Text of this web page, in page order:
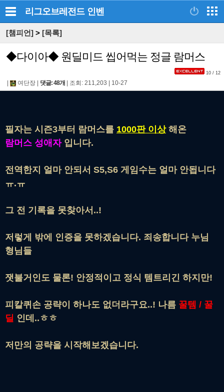
리그오브레전드 인벤
[챔피언] > [목록]
◆다이아◆ 원딜미드 씹어먹는 정글 람머스
10 / 12
여단장 댓글: 48개 조회: 211,203 10-27
필자는 시즌3부터 람머스를 1000판 이상해온
람머스 성애자입니다.
전역한지 얼마 안되서 S5,S6 게임수는 얼마 안됩니다
ㅠ.ㅠ
그 전 기록을 못찾아서..!
저렇게 밖에 인증을 못하겠습니다. 죄송합니다 누님
형님들
잿불거인도 물론! 안정적이고 정식 템트리긴 하지만!
피칼퀴손 공략이 하나도 없더라구요..! 나름 꿀템 / 꿀
딜 인데..ㅎㅎ
저만의 공략을 시작해보겠습니 다.